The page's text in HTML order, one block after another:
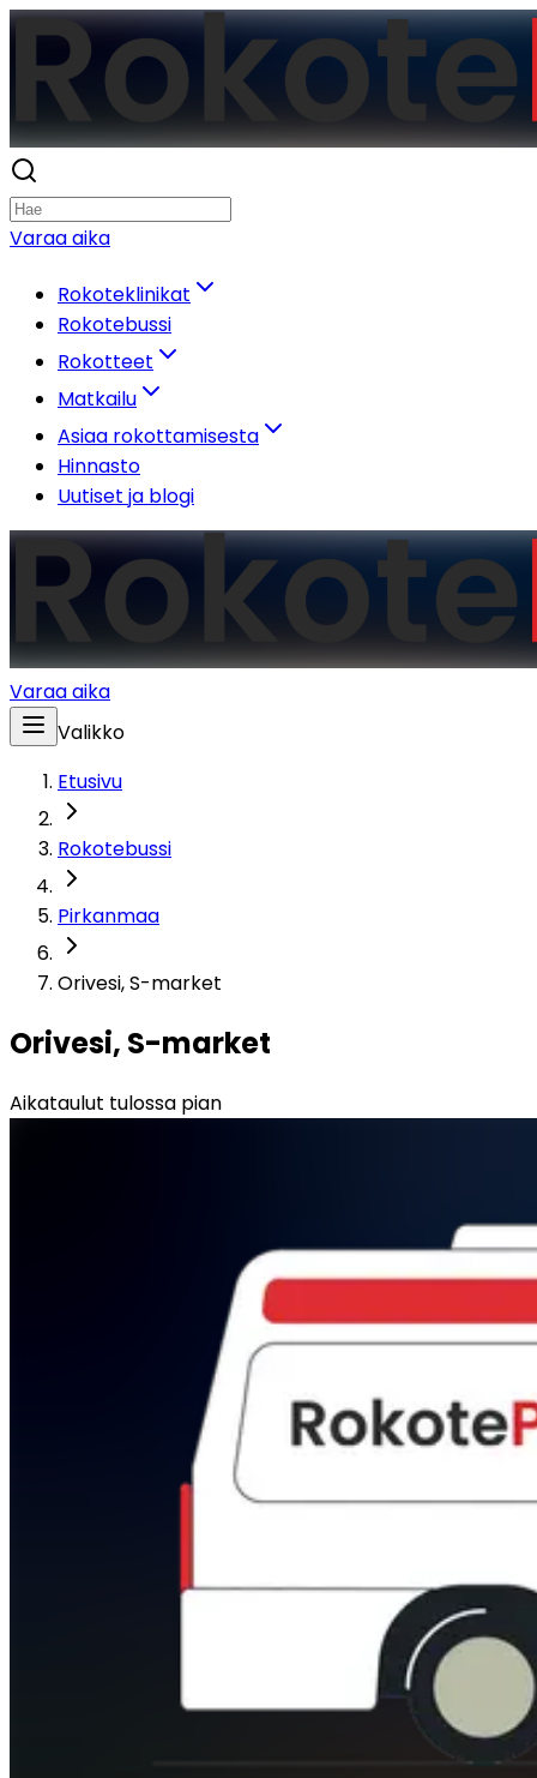
Varaa aika
Rokoteklinikat
Rokotebussi
Rokotteet
Matkailu
Asiaa rokottamisesta
Hinnasto
Uutiset ja blogi
Varaa aika
Valikko
Etusivu
Rokotebussi
Pirkanmaa
Orivesi, S-market
Orivesi, S-market
Aikataulut tulossa pian